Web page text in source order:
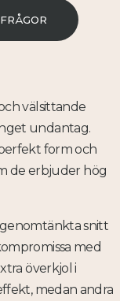
välsittande
undantag.
form och
de erbjuder hög
snitt
med
överkjol i
medan andra